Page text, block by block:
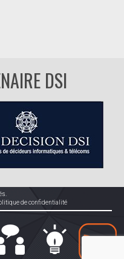
DSI
de confidentialité